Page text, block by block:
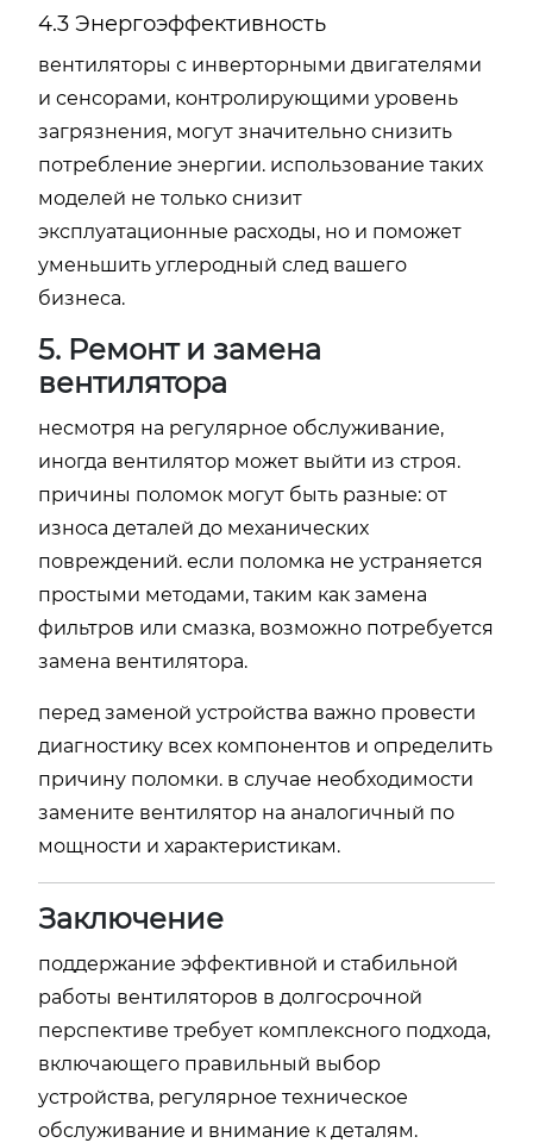
4.3 Энергоэффективность
вентиляторы с инверторными двигателями
и сенсорами, контролирующими уровень
загрязнения, могут значительно снизить
потребление энергии. использование таких
моделей не только снизит
эксплуатационные расходы, но и поможет
уменьшить углеродный след вашего
бизнеса.
5. Ремонт и замена
вентилятора
несмотря на регулярное обслуживание,
иногда вентилятор может выйти из строя.
причины поломок могут быть разные: от
износа деталей до механических
повреждений. если поломка не устраняется
простыми методами, таким как замена
фильтров или смазка, возможно потребуется
замена вентилятора.
перед заменой устройства важно провести
диагностику всех компонентов и определить
причину поломки. в случае необходимости
замените вентилятор на аналогичный по
мощности и характеристикам.
Заключение
поддержание эффективной и стабильной
работы вентиляторов в долгосрочной
перспективе требует комплексного подхода,
включающего правильный выбор
устройства, регулярное техническое
обслуживание и внимание к деталям.